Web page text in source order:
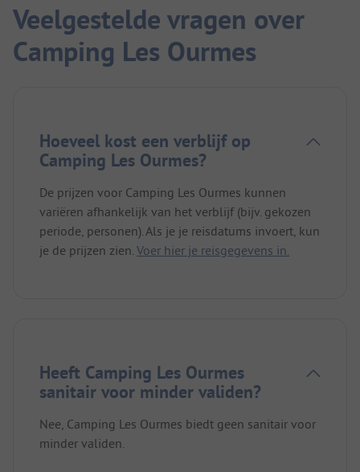
Veelgestelde vragen over
Camping Les Ourmes
Hoeveel kost een verblijf op
Camping Les Ourmes?
De prijzen voor Camping Les Ourmes kunnen
variëren afhankelijk van het verblijf (bijv. gekozen
periode, personen). Als je je reisdatums invoert, kun
je de prijzen zien. Voer hier je reisgegevens in.
Heeft Camping Les Ourmes
sanitair voor minder validen?
Nee, Camping Les Ourmes biedt geen sanitair voor
minder validen.